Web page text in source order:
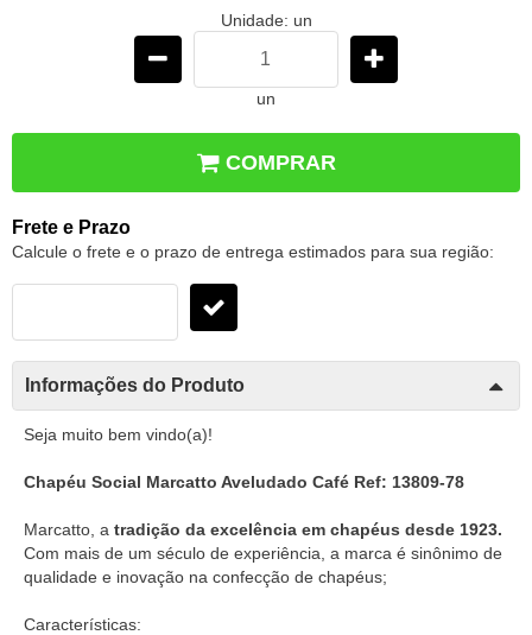
Unidade: un
un
COMPRAR
Frete e Prazo
Calcule o frete e o prazo de entrega estimados para sua região:
Informações do Produto
Seja muito bem vindo(a)!
Chapéu Social Marcatto Aveludado Café Ref: 13809-78
Marcatto, a tradição da excelência em chapéus desde 1923.
Com mais de um século de experiência, a marca é sinônimo de
qualidade e inovação na confecção de chapéus;
Características: